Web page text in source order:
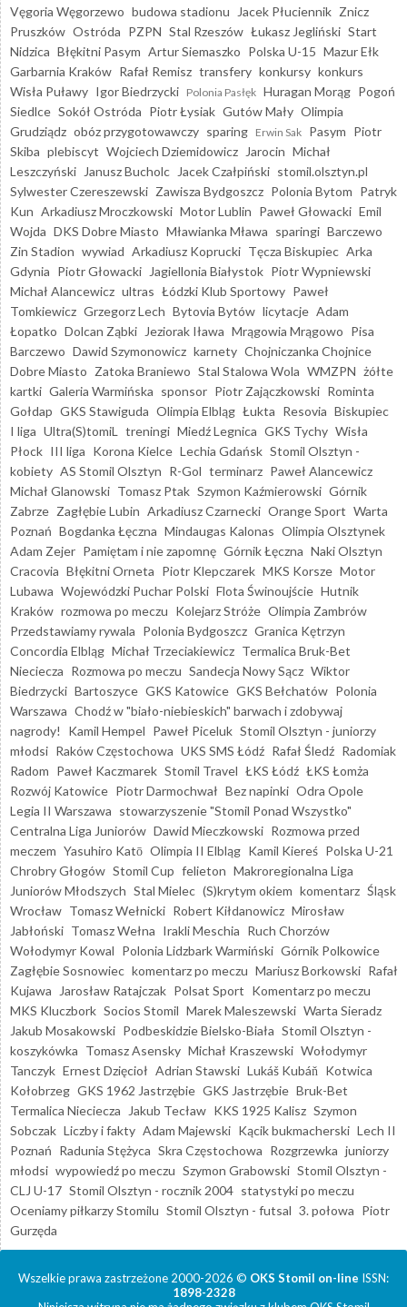
Vęgoria Węgorzewo budowa stadionu Jacek Płuciennik Znicz
Pruszków Ostróda PZPN Stal Rzeszów Łukasz Jegliński Start
Nidzica Błękitni Pasym Artur Siemaszko Polska U-15 Mazur Ełk
Garbarnia Kraków Rafał Remisz transfery konkursy konkurs
Wisła Puławy Igor Biedrzycki Polonia Pasłęk Huragan Morąg Pogoń
Siedlce Sokół Ostróda Piotr Łysiak Gutów Mały Olimpia
Grudziądz obóz przygotowawczy sparing Erwin Sak Pasym Piotr
Skiba plebiscyt Wojciech Dziemidowicz Jarocin Michał
Leszczyński
Janusz Bucholc Jacek Czałpiński stomil.olsztyn.pl
Sylwester Czereszewski Zawisza Bydgoszcz Polonia Bytom Patryk
Kun Arkadiusz Mroczkowski Motor Lublin Paweł Głowacki Emil
Wojda DKS Dobre Miasto Mławianka Mława sparingi Barczewo
Zin Stadion wywiad Arkadiusz Koprucki Tęcza Biskupiec Arka
Gdynia Piotr Głowacki Jagiellonia Białystok Piotr Wypniewski
Michał Alancewicz ultras Łódzki Klub Sportowy Paweł
Tomkiewicz Grzegorz Lech Bytovia Bytów licytacje Adam
Łopatko Dolcan Ząbki Jeziorak Iława Mrągowia Mrągowo Pisa
Barczewo Dawid Szymonowicz karnety Chojniczanka Chojnice
Dobre Miasto Zatoka Braniewo Stal Stalowa Wola WMZPN żółte
kartki Galeria Warmińska sponsor Piotr Zajączkowski Rominta
Gołdap GKS Stawiguda Olimpia Elbląg Łukta Resovia Biskupiec
I liga Ultra(S)tomiL treningi Miedź Legnica GKS Tychy Wisła
Płock III liga Korona Kielce Lechia Gdańsk Stomil Olsztyn -
kobiety AS Stomil Olsztyn R-Gol terminarz Paweł Alancewicz
Michał Glanowski Tomasz Ptak Szymon Kaźmierowski Górnik
Zabrze Zagłębie Lubin Arkadiusz Czarnecki Orange Sport Warta
Poznań Bogdanka Łęczna Mindaugas Kalonas Olimpia Olsztynek
Adam Zejer Pamiętam i nie zapomnę Górnik Łęczna Naki Olsztyn
Cracovia Błękitni Orneta Piotr Klepczarek MKS Korsze Motor
Lubawa Wojewódzki Puchar Polski Flota Świnoujście Hutnik
Kraków rozmowa po meczu Kolejarz Stróże Olimpia Zambrów
Przedstawiamy rywala Polonia Bydgoszcz Granica Kętrzyn
Concordia Elbląg Michał Trzeciakiewicz Termalica Bruk-Bet
Nieciecza Rozmowa po meczu Sandecja Nowy Sącz Wiktor
Biedrzycki Bartoszyce GKS Katowice GKS Bełchatów Polonia
Warszawa Chodź w "biało-niebieskich" barwach i zdobywaj
nagrody!
Kamil Hempel Paweł Piceluk Stomil Olsztyn - juniorzy
młodsi Raków Częstochowa UKS SMS Łódź Rafał Śledź Radomiak
Radom Paweł Kaczmarek Stomil Travel ŁKS Łódź ŁKS Łomża
Rozwój Katowice Piotr Darmochwał Bez napinki Odra Opole
Legia II Warszawa stowarzyszenie "Stomil Ponad Wszystko"
Centralna Liga Juniorów Dawid Mieczkowski Rozmowa przed
meczem Yasuhiro Katō Olimpia II Elbląg Kamil Kiereś Polska U-21
Chrobry Głogów Stomil Cup felieton Makroregionalna Liga
Juniorów Młodszych Stal Mielec (S)krytym okiem komentarz Śląsk
Wrocław Tomasz Wełnicki Robert Kiłdanowicz Mirosław
Jabłoński Tomasz Wełna Irakli Meschia Ruch Chorzów
Wołodymyr Kowal Polonia Lidzbark Warmiński Górnik Polkowice
Zagłębie Sosnowiec komentarz po meczu Mariusz Borkowski Rafał
Kujawa
Jarosław Ratajczak Polsat Sport Komentarz po meczu
MKS Kluczbork Socios Stomil Marek Maleszewski Warta Sieradz
Jakub Mosakowski Podbeskidzie Bielsko-Biała Stomil Olsztyn -
koszykówka Tomasz Asensky Michał Kraszewski Wołodymyr
Tanczyk Ernest Dzięcioł Adrian Stawski Lukáš Kubáň Kotwica
Kołobrzeg GKS 1962 Jastrzębie GKS Jastrzębie Bruk-Bet
Termalica Nieciecza
Jakub Tecław KKS 1925 Kalisz Szymon
Sobczak Liczby i fakty Adam Majewski Kącik bukmacherski Lech II
Poznań Radunia Stężyca Skra Częstochowa Rozgrzewka juniorzy
młodsi wypowiedź po meczu Szymon Grabowski Stomil Olsztyn -
CLJ U-17 Stomil Olsztyn - rocznik 2004 statystyki po meczu
Oceniamy piłkarzy Stomilu Stomil Olsztyn - futsal 3. połowa Piotr
Gurzęda
Wszelkie prawa zastrzeżone 2000-2026 © OKS Stomil on-line ISSN:
1898-2328